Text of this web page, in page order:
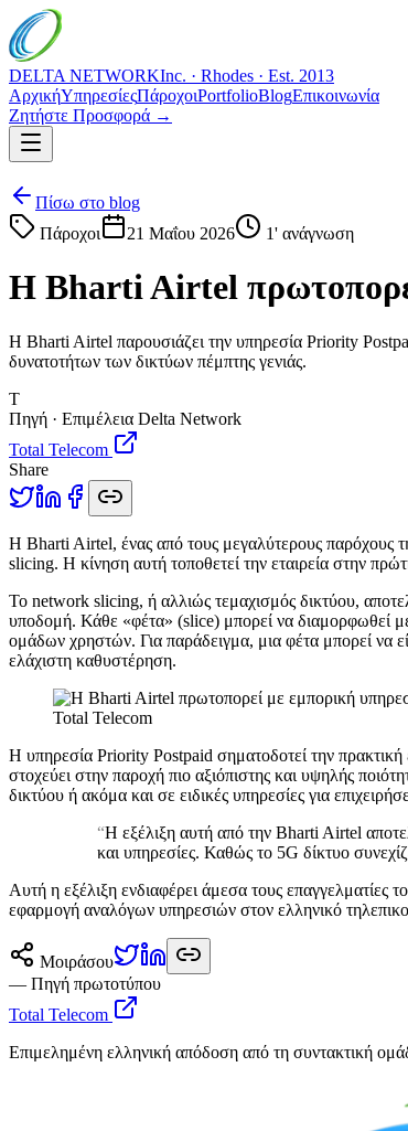
DELTA NETWORKInc. · Rhodes · Est. 2013
ΑρχικήΥπηρεσίεςΠάροχοιPortfolioBlogΕπικοινωνία
Ζητήστε Προσφορά →
Πίσω στο blog
Πάροχοι
21 Μαΐου 2026 1' ανάγνωση
Η Bharti Airtel
Η Bharti Airtel παρουσιάζει την υπηρεσία Priority
δυνατοτήτων των δικτύων πέμπτης γενιάς.
T
Πηγή · Επιμέλεια Delta Network
Total Telecom
Share
Η Bharti Airtel, ένας από τους μεγαλύτερους παρόχους
slicing. Η κίνηση αυτή τοποθετεί την εταιρεία στην
Το network slicing, ή αλλιώς τεμαχισμός δικτύου,
υποδομή. Κάθε «φέτα» (slice) μπορεί να διαμορφωθεί
ομάδων χρηστών. Για παράδειγμα, μια φέτα μπορεί να
ελάχιστη καθυστέρηση.
Total Telecom
Η υπηρεσία Priority Postpaid σηματοδοτεί την πρακτική
στοχεύει στην παροχή πιο αξιόπιστης και υψηλής
δικτύου ή ακόμα και σε ειδικές υπηρεσίες για
“Η εξέλιξη αυτή από την Bharti Airtel
και υπηρεσίες. Καθώς το 5G δίκτυο
Αυτή η εξέλιξη ενδιαφέρει άμεσα τους επαγγελματίες
εφαρμογή αναλόγων υπηρεσιών στον ελληνικό
Μοιράσου
— Πηγή πρωτοτύπου
Total Telecom
Επιμελημένη ελληνική απόδοση από τη συντακτική